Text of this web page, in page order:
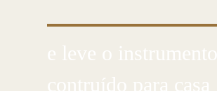
e leve o instrumento
contruído para casa